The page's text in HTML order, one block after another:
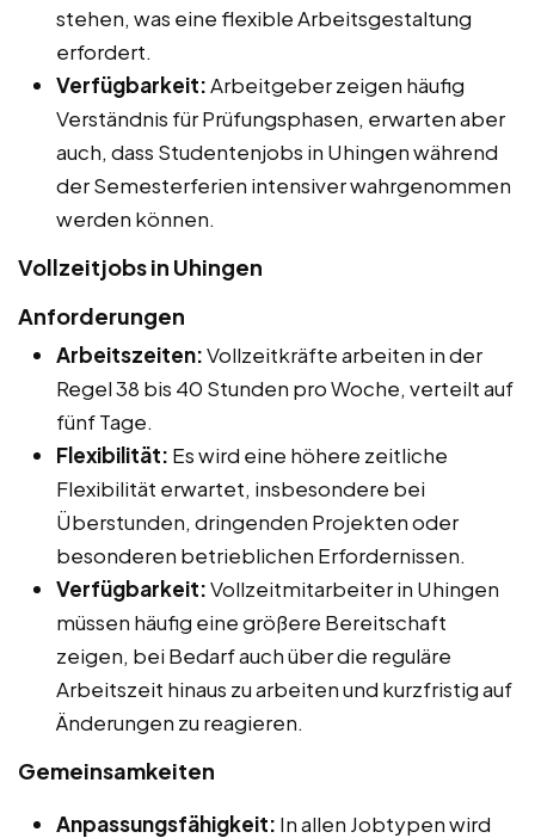
stehen, was eine flexible Arbeitsgestaltung
erfordert.
Verfügbarkeit:Arbeitgeber zeigen häufig
Verständnis für Prüfungsphasen, erwarten aber
auch, dass Studentenjobs in Uhingen während
der Semesterferien intensiver wahrgenommen
werden können.
Vollzeitjobs in Uhingen
Anforderungen
Arbeitszeiten:Vollzeitkräfte arbeiten in der
Regel 38 bis 40 Stunden pro Woche, verteilt auf
fünf Tage.
Flexibilität: Es wird eine höhere zeitliche
Flexibilität erwartet, insbesondere bei
Überstunden, dringenden Projekten oder
besonderen betrieblichen Erfordernissen.
Verfügbarkeit:Vollzeitmitarbeiter in Uhingen
müssen häufig eine größere Bereitschaft
zeigen, bei Bedarf auch über die reguläre
Arbeitszeit hinaus zu arbeiten und kurzfristig auf
Änderungen zu reagieren.
Gemeinsamkeiten
Anpassungsfähigkeit: In allen Jobtypen wird